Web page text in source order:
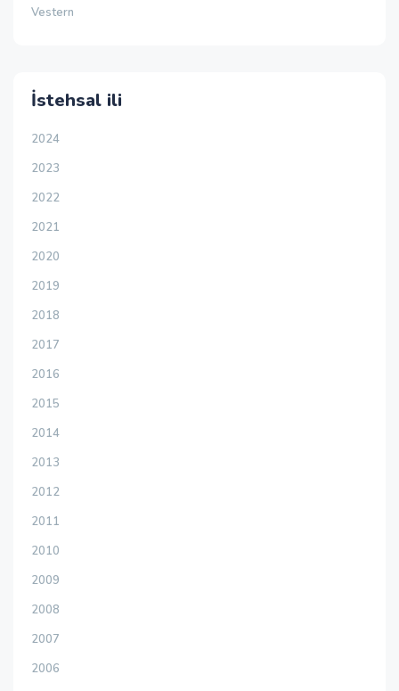
Vestern
İstehsal ili
2024
2023
2022
2021
2020
2019
2018
2017
2016
2015
2014
2013
2012
2011
2010
2009
2008
2007
2006